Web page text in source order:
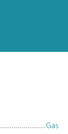
Gas